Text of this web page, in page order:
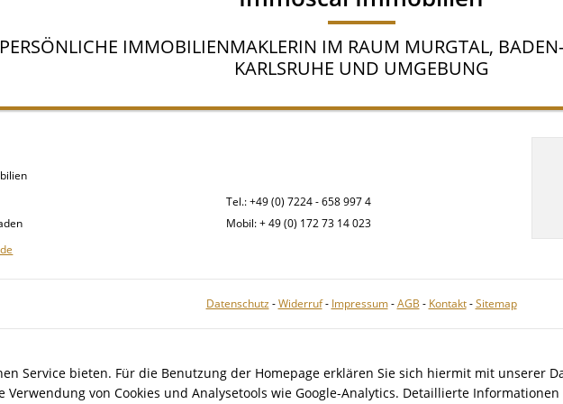
Service bieten. Für die Benutzung der Homepage erklären Sie sich hiermit mit unserer
von Cookies und Analysetools wie Google-Analytics. Detaillierte
IMMOBILIENMAKLERIN IM RAUM MURGTAL,
KARLSRUHE UND UMGEBUNG
Tel.: +49 (0) 7224 - 658 997 4
Mobil: + 49 (0) 172 73 14 023
Datenschutz-Widerruf- Impressum-AGB - Kontakt-Sitemap
- COPYRIGHT 2026